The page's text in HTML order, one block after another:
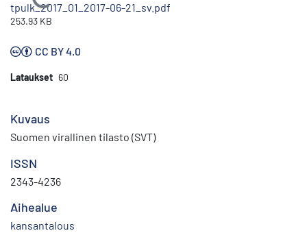
Ladataan...
tpulk_2017_01_2017-06-21_sv.pdf
253.93 KB
CC BY 4.0
Lataukset 60
Kuvaus
Suomen virallinen tilasto (SVT)
ISSN
2343-4236
Aihealue
kansantalous